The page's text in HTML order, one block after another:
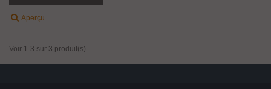
Aperçu
Voir 1-3 sur 3 produit(s)